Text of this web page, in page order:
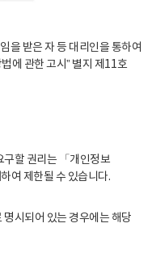
을 받은 자 등 대리인을 통하여
에 관한 고시” 별지 제11호
구할 권리는 「개인정보
여 제한될 수 있습니다.
시되어 있는 경우에는 해당